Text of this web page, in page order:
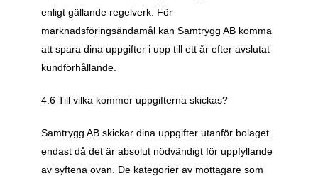
enligt gällande regelverk. För
marknadsföringsändamål kan Samtrygg AB komma
att spara dina uppgifter i upp till ett år efter avslutat
kundförhållande.
4.6 Till vilka kommer uppgifterna skickas?
Samtrygg AB skickar dina uppgifter utanför bolaget
endast då det är absolut nödvändigt för uppfyllande
av syftena ovan. De kategorier av mottagare som